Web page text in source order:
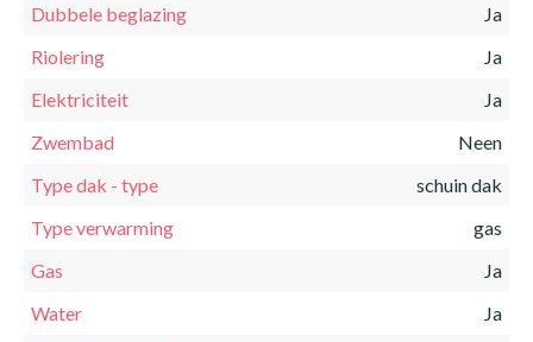
Dubbele beglazing
Ja
Riolering
Ja
Elektriciteit
Ja
Zwembad
Neen
Type dak - type
schuin dak
Type verwarming
gas
Gas
Ja
Water
Ja